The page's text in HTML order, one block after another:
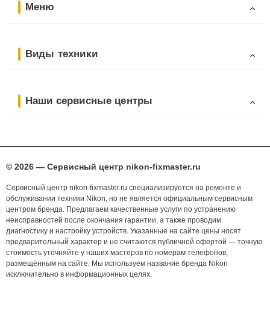
Меню
Виды техники
Наши сервисные центры
© 2026 — Сервисный центр nikon-fixmaster.ru
Сервисный центр nikon-fixmaster.ru специализируется на ремонте и
обслуживании техники Nikon, но не является официальным сервисным
центром бренда. Предлагаем качественные услуги по устранению
неисправностей после окончания гарантии, а также проводим
диагностику и настройку устройств. Указанные на сайте цены носят
предварительный характер и не считаются публичной офертой — точную
стоимость уточняйте у наших мастеров по номерам телефонов,
размещённым на сайте. Мы используем название бренда Nikon
исключительно в информационных целях.